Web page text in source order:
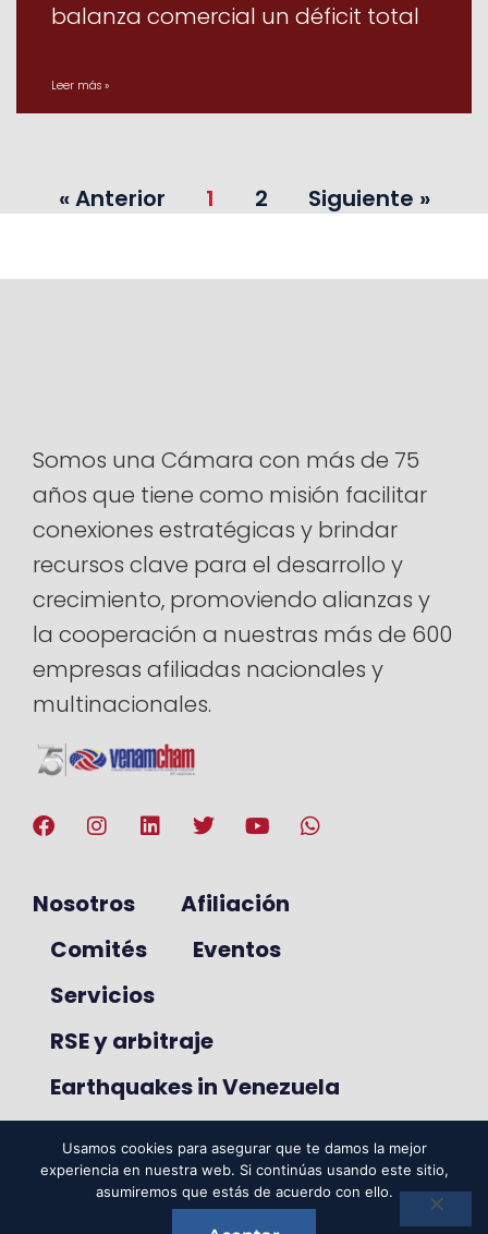
balanza comercial un déficit total
Leer más »
« Anterior 1 2 Siguiente »
Somos una Cámara con más de 75
años que tiene como misión facilitar
conexiones estratégicas y brindar
recursos clave para el desarrollo y
crecimiento, promoviendo alianzas y
la cooperación a nuestras más de 600
empresas afiliadas nacionales y
multinacionales.
Nosotros
Afiliación
Comités
Eventos
Servicios
RSE y arbitraje
Earthquakes in Venezuela
© 2025. VenAmCham. Todos los
derechos reservados.
Usamos cookies para asegurar que te damos la mejor
experiencia en nuestra web. Si continúas usando este sitio,
asumiremos que estás de acuerdo con ello.